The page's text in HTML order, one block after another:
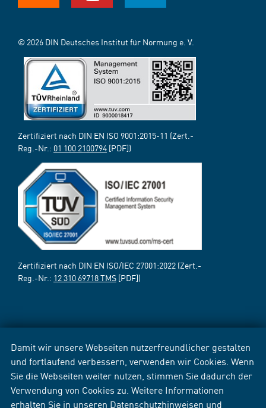
Damit wir unsere Webseiten nutzerfreundlicher gestalten
und fortlaufend verbessern, verwenden wir Cookies. Wenn
Sie die Webseiten weiter nutzen, stimmen Sie dadurch der
Verwendung von Cookies zu. Weitere Informationen
erhalten Sie in unseren Datenschutzhinweisen und
© 2026 DIN Deutsches Institut für Normung e. V.
Zertifiziert nach DIN EN ISO 9001:2015-11 (Zert.-
Reg.-Nr.: 01 100 2100794 [PDF])
Zertifiziert nach DIN EN ISO/IEC 27001:2022 (Zert.-
Reg.-Nr.: 12 310 69718 TMS [PDF])